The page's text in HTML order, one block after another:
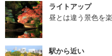
ライトアップ
昼とは違う景色を
駅から近い